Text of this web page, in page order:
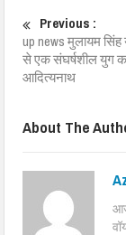
Previous :
up news मुलायम
से एक संघर्षशील युग
आदित्यनाथ
About The